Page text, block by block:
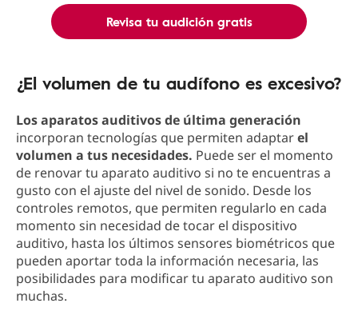
Revisa tu audición gratis
¿El volumen de tu audífono es excesivo?
Los aparatos auditivos de última generación
incorporan tecnologías que permiten adaptarel
volumen a tus necesidades. Puede ser el momento
de renovar tu aparato auditivo si no te encuentras a
gusto con el ajuste del nivel de sonido. Desde los
controles remotos, que permiten regularlo en cada
momento sin necesidad de tocar el dispositivo
auditivo, hasta los últimos sensores biométricos que
pueden aportar toda la información necesaria, las
posibilidades para modificar tu aparato auditivo son
muchas.